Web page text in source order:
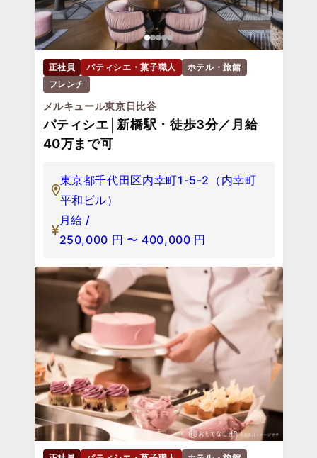
正社員 パティシエ・菓子職人
ホテル・旅館
フレンチ
メルキュール東京日比谷
パティシエ│新橋駅・徒歩3分／月給
40万まで可
東京都千代田区内幸町1-5-2（内幸町
平和ビル）
月給 /
250,000 円 〜 400,000 円